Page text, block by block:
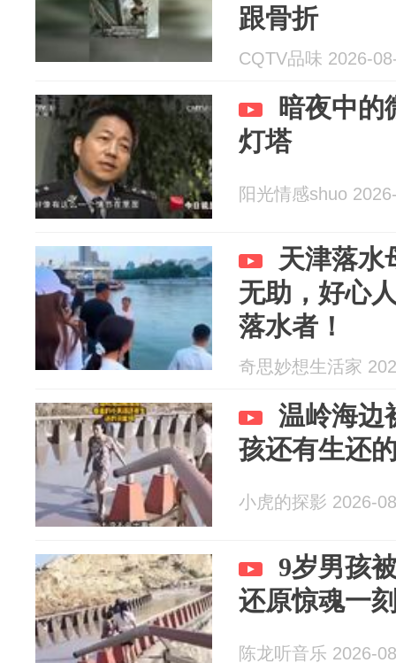
跟骨折
CQTV品味 2026-
暗夜中的
灯塔
阳光情感shuo
天津落水
无助，好心
落水者！
奇思妙想生活家
温岭海边
孩还有生还
小虎的探影 2026-
9岁男孩
还原惊魂一
陈龙听音乐 2026-